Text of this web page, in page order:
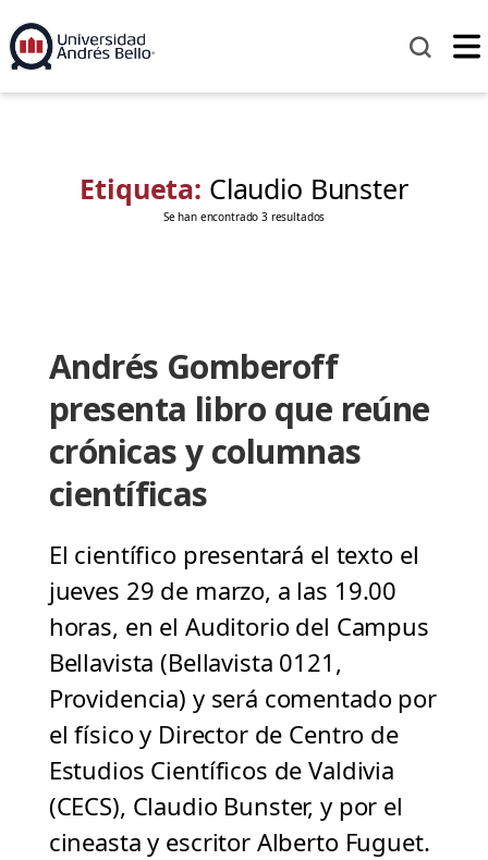
Etiqueta: Claudio Bunster
Se han encontrado 3 resultados
Andrés Gomberoff
presenta libro que reúne
crónicas y columnas
científicas
El científico presentará el texto el
jueves 29 de marzo, a las 19.00
horas, en el Auditorio del Campus
Bellavista (Bellavista 0121,
Providencia) y será comentado por
el físico y Director de Centro de
Estudios Científicos de Valdivia
(CECS), Claudio Bunster, y por el
cineasta y escritor Alberto Fuguet.